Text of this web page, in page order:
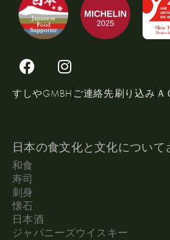
すしやGMBH ご連絡先刷り込み Ａ
日本の食文化と文化について
和食
寿司
刺身
懐石
日本酒
ジャパニーズウイスキー